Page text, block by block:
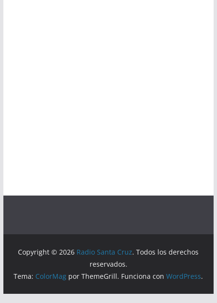
Copyright © 2026 Radio Santa Cruz. Todos los derechos
reservados.
Tema: ColorMag por ThemeGrill. Funciona conWordPress.